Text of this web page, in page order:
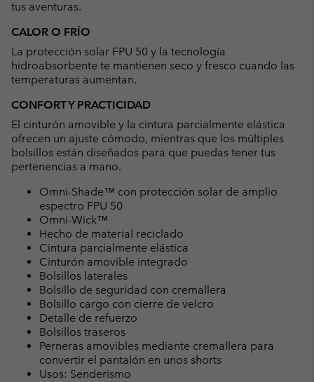
tus aventuras.
CALOR O FRÍO
La protección solar FPU 50 y la tecnología
hidroabsorbente te mantienen seco y fresco cuando las
temperaturas aumentan.
CONFORT Y PRACTICIDAD
El cinturón amovible y la cintura parcialmente elástica
ofrecen un ajuste cómodo, mientras que los múltiples
bolsillos están diseñados para que puedas tener tus
pertenencias a mano.
Omni-Shade™ con protección solar de amplio
espectro FPU 50
Omni-Wick™
Hecho de material reciclado
Cintura parcialmente elástica
Cinturón amovible integrado
Bolsillos laterales
Bolsillo de seguridad con cremallera
Bolsillo cargo con cierre de velcro
Detalle de refuerzo
Bolsillos traseros
Perneras amovibles mediante cremallera para
convertir el pantalón en unos shorts
Usos: Senderismo